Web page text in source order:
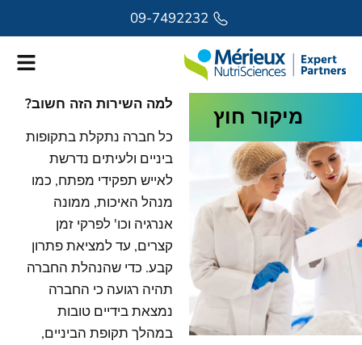
09-7492232
מיקור חוץ
למה השירות הזה חשוב?
כל חברה נתקלת בתקופות
ביניים ולעיתים נדרשת
לאייש תפקידי מפתח, כמו
מנהל האיכות, ממונה
אנרגיה וכו' לפרקי זמן
קצרים, עד למציאת פתרון
קבע. כדי שהנהלת החברה
תהיה רגועה כי החברה
נמצאת בידיים טובות
במהלך תקופת הביניים,